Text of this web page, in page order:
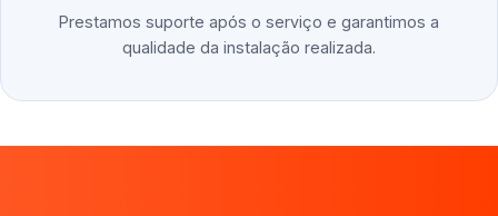
Prestamos suporte após o serviço e garantimos a
qualidade da instalação realizada.